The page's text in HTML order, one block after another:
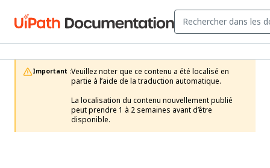
Important :Veuillez noter que ce contenu a été localisé en
partie à l’aide de la traduction automatique.
La localisation du contenu nouvellement publié
peut prendre 1 à 2 semaines avant d’être
disponible.